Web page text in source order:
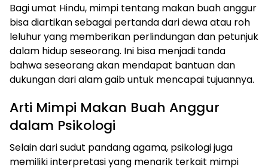
Bagi umat Hindu, mimpi tentang makan buah anggur
bisa diartikan sebagai pertanda dari dewa atau roh
leluhur yang memberikan perlindungan dan petunjuk
dalam hidup seseorang. Ini bisa menjadi tanda
bahwa seseorang akan mendapat bantuan dan
dukungan dari alam gaib untuk mencapai tujuannya.
Arti Mimpi Makan Buah Anggur
dalam Psikologi
Selain dari sudut pandang agama, psikologi juga
memiliki interpretasi yang menarik terkait mimpi